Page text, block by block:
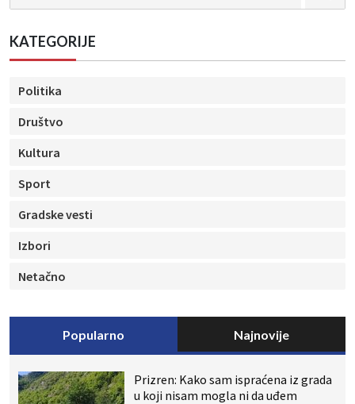
KATEGORIJE
Politika
Društvo
Kultura
Sport
Gradske vesti
Izbori
Netačno
Popularno Najnovije
Prizren: Kako sam ispraćena iz grada
u koji nisam mogla ni da uđem